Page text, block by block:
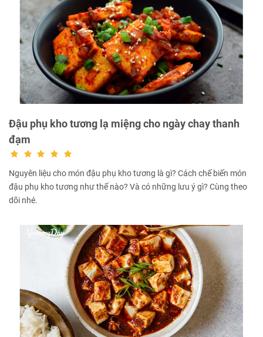
Đậu phụ kho tương lạ miệng cho ngày chay thanh
đạm
Nguyên liệu cho món đậu phụ kho tương là gì? Cách chế biến món
đậu phụ kho tương như thế nào? Và có những lưu ý gì? Cùng theo
dõi nhé.